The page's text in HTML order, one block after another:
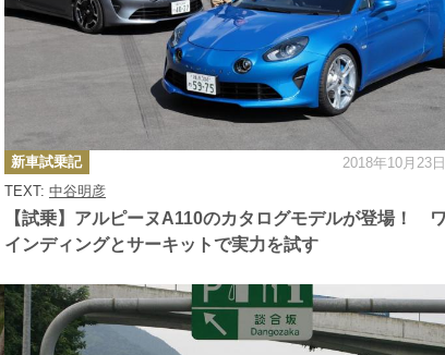
【試乗】アルピーヌA110のカタログモデルが登場！
インディングとサーキットで実力を試す
TEXT: 中谷明彦
カ
テ
ゴ
リ
ー
新車試乗記 2018年10月23日